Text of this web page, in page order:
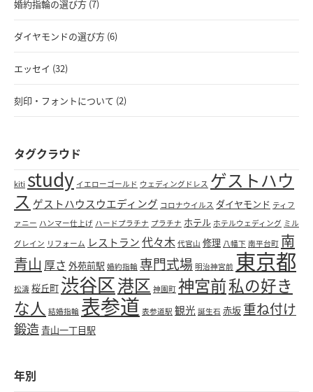
婚約指輪の選び方 (7)
ダイヤモンドの選び方 (6)
エッセイ (32)
刻印・フォントについて (2)
タグクラウド
kiti study イエローゴールド ウェディングドレス ゲストハウ
ス ゲストハウスウエディング コロナウイルス ダイヤモンド ティフ
ァニー ハンマー仕上げ ハードプラチナ プラチナ ホテル ホテルウェディング ミル
グレイン リフォーム レストラン代々木 代官山 修理 八幡下 南平台町 南
青山 厚さ 外苑前駅 婚約指輪 専門式場 明治神宮前 東京都
松濤 桜丘町 渋谷区港区 神園町 神宮前私の好き
な人 結婚指輪 表参道 表参道駅 観光 誕生石 赤坂 重ね付け
鍛造青山一丁目駅
年別